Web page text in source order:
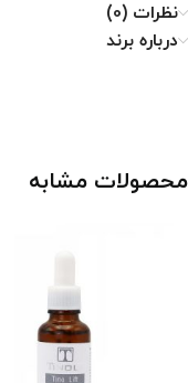
نظرات (0)
درباره برند
محصولات مشابه